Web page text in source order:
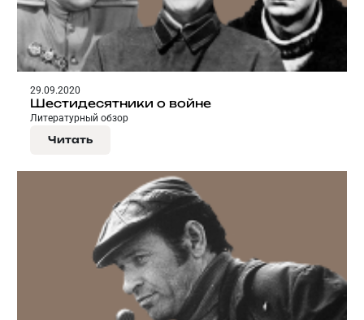
29.09.2020
Шестидесятники о войне
Литературный обзор
Читать